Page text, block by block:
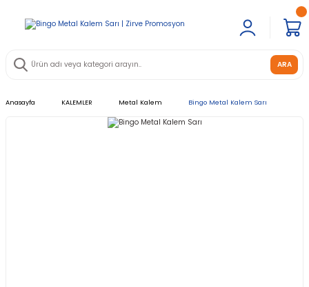
ARA
Anasayfa KALEMLER Metal Kalem Bingo Metal Kalem Sarı